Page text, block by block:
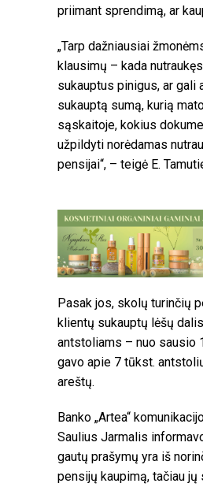
priimant sprendimą, ar
„Tarp dažniausiai
klausimų – kada
sukauptus pinigus, ar gali
sukauptą sumą, kurią
sąskaitoje, kokius
užpildyti norėdamas
pensijai“, – teigė E.
Pasak jos, skolų turinčių
klientų sukauptų lėšų
antstoliams – nuo sausio
gavo apie 7 tūkst.
areštų.
Banko „Artea“
Saulius Jarmalis
gautų prašymų yra iš
pensijų kaupimą, tačiau jų